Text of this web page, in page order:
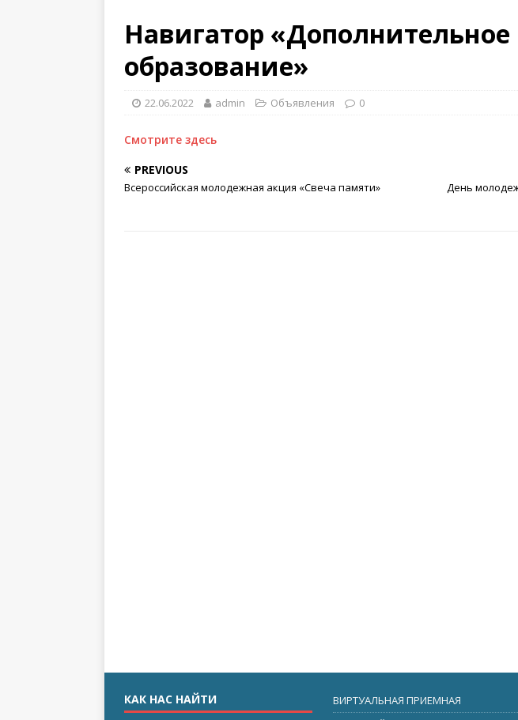
Навигатор «Дополнительное
образование»
22.06.2022 admin Объявления 0
Смотрите здесь
PREVIOUS
Всероссийская молодежная акция «Свеча памяти»
День
КАК НАС НАЙТИ
ВИРТУАЛЬНАЯ ПРИЕМНАЯ